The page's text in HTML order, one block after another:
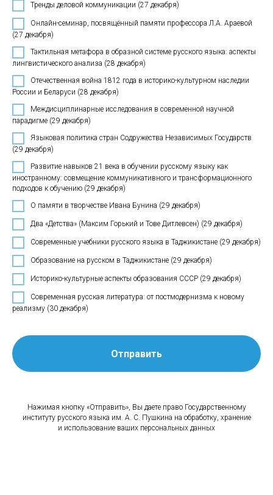
Тренды деловой коммуникации (27 декабря)
Онлайн-семинар, посвящённый памяти профессора Л.А. Араевой
(27 декабря)
Тактильная метафора в образной системе русского языка: аспекты
лингвистического анализа (28 декабря)
Отечественная война 1812 года в историко-культурном наследии
России и Беларуси (28 декабря)
Междисциплинарные исследования в современной научной
парадигме (29 декабря)
Языковая политика стран Содружества Независимых Государств
(29 декабря)
Развитие навыков 21 века в обучении русскому языку как
иностранному: совмещение коммуникативного и трансформационного
подходов к обучению (29 декабря)
О памяти в творчестве Ивана Бунина (29 декабря)
Два «Детства» (Максим Горький и Тове Дитлевсен) (29 декабря)
Современные учебники русского языка в Таджикистане (29 декабря)
Образование на русском в Таджикистане (29 декабря)
Историко-культурные аспекты образования СССР (29 декабря)
Современная русская литература: от постмодернизма к новому
реализму (30 декабря)
Отправить
Нажимая кнопку «Отправить», Вы даете право Государственному
институту русского языка им. А. С. Пушкина на обработку, хранение
и использование ваших персональных данных